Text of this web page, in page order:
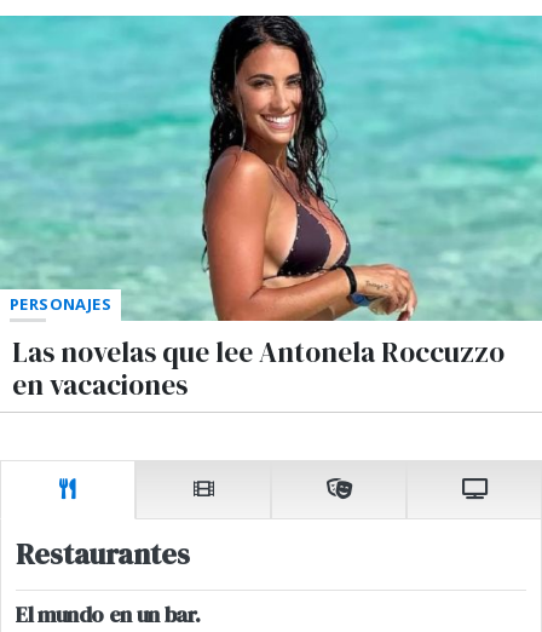
PERSONAJES
Las novelas que lee Antonela Roccuzzo
en vacaciones
Restaurantes
El mundo en un bar.